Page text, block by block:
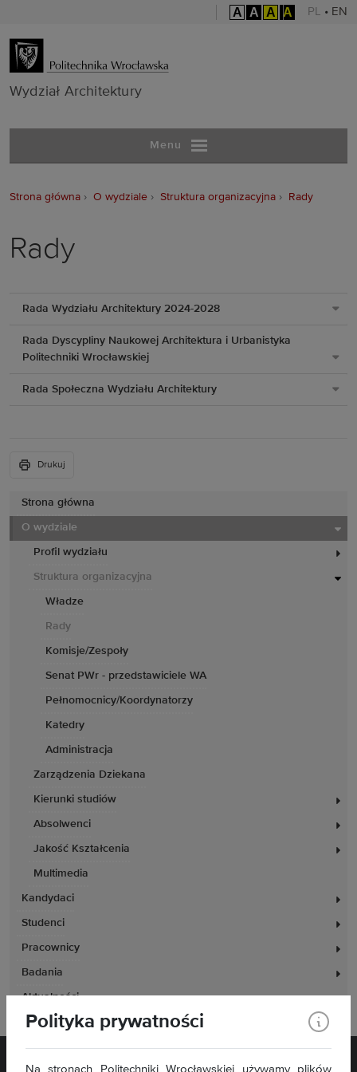
A A A A PL • EN
Wydział
Wydział Architektury
Menu
Strona główna
O wydziale
Profil wydziału
Struktura organizacyjna
Władze
Rady
Komisje/Zespoły
Senat PWr - przedstawiciele WA
Pełnomocnicy/Koordynatorzy
Katedry
Administracja
Zarządzenia Dziekana
Kierunki studiów
Absolwenci
Jakość Kształcenia
Multimedia
Kandydaci
Studenci
Pracownicy
Badania
Aktualności
Strona główna O wydziale Struktura organizacyjna Rady
Rady
Rada Wydziału Architektury 2024-2028
Rada Dyscypliny Naukowej Architektura i Urbanistyka
Politechniki Wrocławskiej
Rada Społeczna Wydziału Architektury
Drukuj
Polityka prywatności
Na stronach Politechniki Wrocławskiej używamy plików